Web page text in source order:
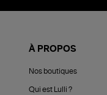
À PROPOS
Nos boutiques
Qui est Lulli ?